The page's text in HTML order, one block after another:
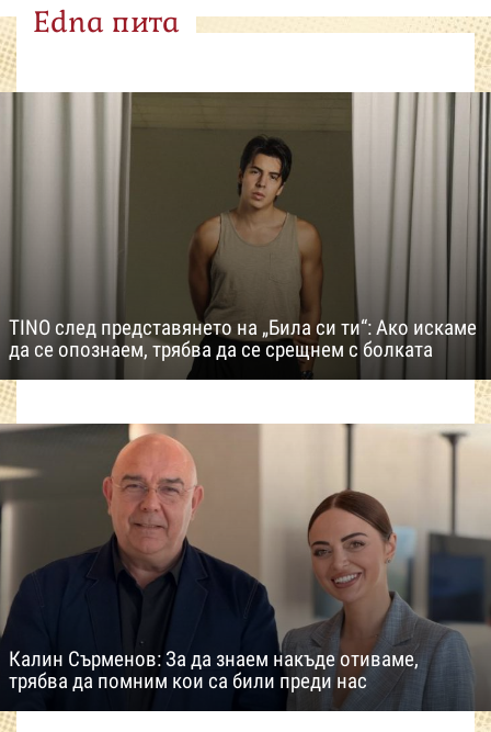
Edna пита
TINO след представянето на „Била си ти“: Ако искаме
да се опознаем, трябва да се срещнем с болката
Калин Сърменов: За да знаем накъде отиваме,
трябва да помним кои са били преди нас